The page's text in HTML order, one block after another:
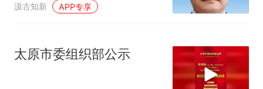
汲古知新 APP专享
太原市委组织部公示